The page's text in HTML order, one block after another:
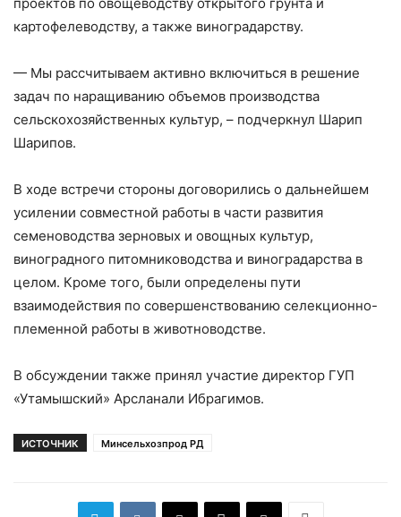
картофелеводству, а также виноградарству.
— Мы рассчитываем активно включиться в решение
задач по наращиванию объемов производства
сельскохозяйственных культур, – подчеркнул Шарип
Шарипов.
В ходе встречи стороны договорились о дальнейшем
усилении совместной работы в части развития
семеноводства зерновых и овощных культур,
виноградного питомниководства и виноградарства в
целом. Кроме того, были определены пути
взаимодействия по совершенствованию селекционно-
племенной работы в животноводстве.
В обсуждении также принял участие директор ГУП
«Утамышский» Арсланали Ибрагимов.
ИСТОЧНИК Минсельхозпрод РД